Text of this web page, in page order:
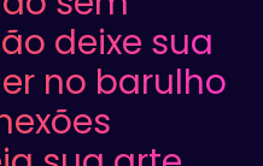
deixe sua
no barulho